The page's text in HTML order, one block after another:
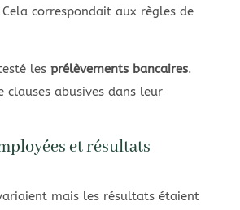
correspondait aux règles de
les prélèvements bancaires.
clauses abusives dans leur
et résultats
mais les résultats étaient